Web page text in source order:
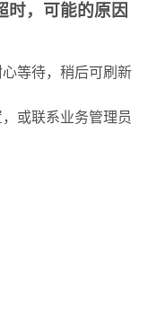
时，可能的原因
等待，稍后可刷新
或联系业务管理员